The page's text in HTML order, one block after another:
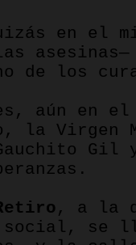
en el
asesinas—
de los
aún en
la Virgen
, a la
se